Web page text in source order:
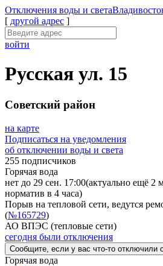
Отключения воды и света
[ другой адрес ]
войти
Русская ул. 15
Советский район
на карте
Подписаться на уведомления
об отключении воды и света
255 подписчиков
Горячая вода
нет до 29 сен. 17:00(актуально ещё 2
норматив в 4 часа)
Порыв на тепловой сети, ведутся
(№165729)
АО ВПЭС (тепловые сети)
сегодня были отключения
Сообщите , если у вас что-то отключили
Горячая вода